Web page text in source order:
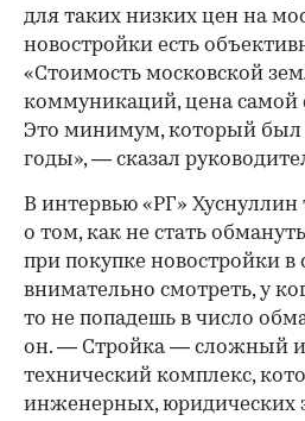
для таких низких цен на
новостройки есть
«Стоимость московской
коммуникаций, цена самой
Это минимум, который был
годы», — сказал
В интервью «РГ» Хуснуллин
о том, как не стать
при покупке новостройки в
внимательно смотреть, у
то не попадешь в число
он. — Стройка — сложный
технический комплекс,
инженерных, юридических